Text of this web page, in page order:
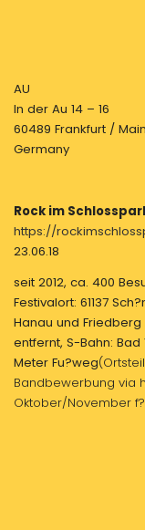
AU
In der Au 14 – 16
60489 Frankfurt / Main
Germany
Rock im
https://
23.06.18
seit 2012, ca. 400
Festivalort: 61137
Hanau und Friedberg
entfernt, S-Bahn:
Meter Fu?weg
Bandbewerbung via
Oktober/November